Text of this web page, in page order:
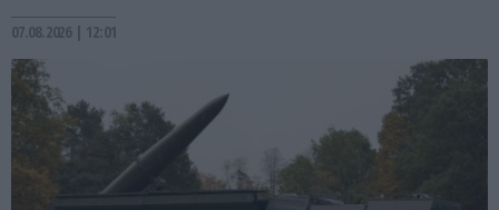
07.08.2026 | 12:01